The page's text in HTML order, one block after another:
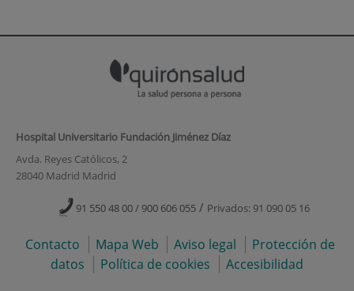
Hospital Universitario Fundación Jiménez Díaz
Avda. Reyes Católicos, 2
28040 Madrid Madrid
91 550 48 00 / 900 606 055 / Privados: 91 090 05 16
Contacto Mapa Web Aviso legal
Protección de
datos
Política de cookies Accesibilidad